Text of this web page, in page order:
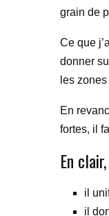
grain de
Ce que
donner
les
En
fortes, il
En
il
il